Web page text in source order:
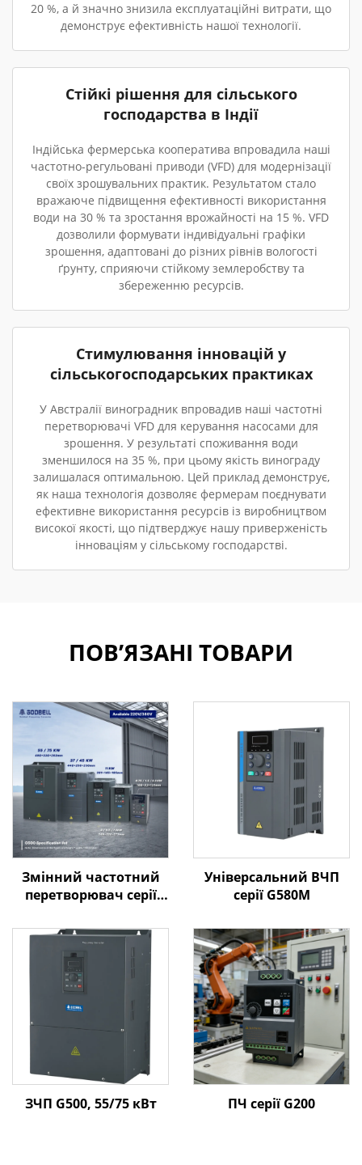
20 %, а й значно знизила експлуатаційні витрати, що
демонструє ефективність нашої технології.
Стійкі рішення для сільського
господарства в Індії
Індійська фермерська кооператива впровадила наші
частотно-регульовані приводи (VFD) для модернізації
своїх зрошувальних практик. Результатом стало
вражаюче підвищення ефективності використання
води на 30 % та зростання врожайності на 15 %. VFD
дозволили формувати індивідуальні графіки
зрошення, адаптовані до різних рівнів вологості
ґрунту, сприяючи стійкому землеробству та
збереженню ресурсів.
Стимулювання інновацій у
сільськогосподарських практиках
У Австралії виноградник впровадив наші частотні
перетворювачі VFD для керування насосами для
зрошення. У результаті споживання води
зменшилося на 35 %, при цьому якість винограду
залишалася оптимальною. Цей приклад демонструє,
як наша технологія дозволяє фермерам поєднувати
ефективне використання ресурсів із виробництвом
високої якості, що підтверджує нашу приверженість
інноваціям у сільському господарстві.
ПОВ’ЯЗАНІ ТОВАРИ
Змінний частотний
перетворювач серії
кВт–800 кВт |
Керування за V/F та
векторне керування |
Відповідає стандарту
CE
Універсальний ВЧП
серії G580M
ЗЧП G500, 55/75 кВт ПЧ серії G200